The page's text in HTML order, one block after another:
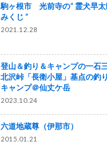
駒ヶ根市 光前寺の“ 霊犬早
みくじ ”
2021.12.28
登山＆釣り＆キャンプの一石
北沢峠「長衛小屋」基点の釣
キャンプ＠仙丈ケ岳
2023.10.24
六道地蔵尊（伊那市）
2015.01.21